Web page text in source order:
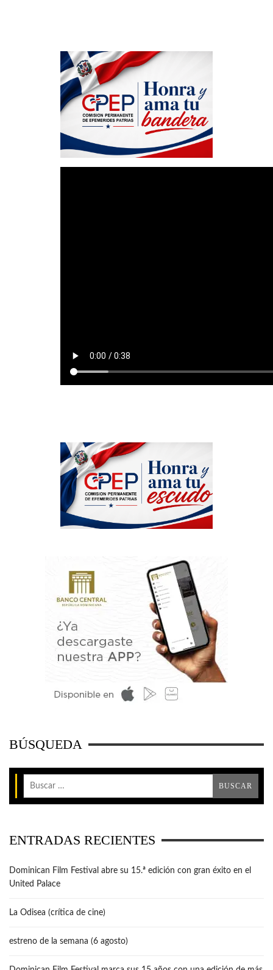
BÚSQUEDA
ENTRADAS RECIENTES
Dominican Film Festival abre su 15.ª edición con gran éxito en el
United Palace
La Odisea (crítica de cine)
estreno de la semana (6 agosto)